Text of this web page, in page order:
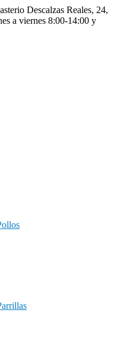
Descalzas Reales, 24,
a viernes 8:00-14:00 y